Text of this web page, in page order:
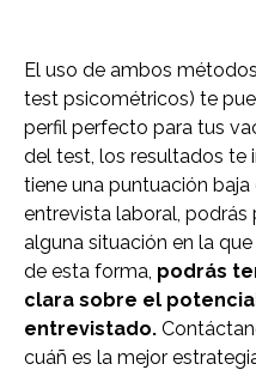
El uso de ambos
test psicométricos) te
perfil perfecto para tus
del test, los resultados te
tiene una puntuación
entrevista laboral, podrás
alguna situación en la
de esta forma, podrás
clara sobre el
entrevistado.
cuáñ es la mejor